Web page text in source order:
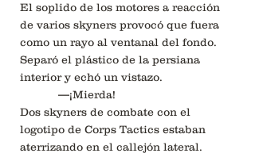
El soplido de los motores a reacción
de varios skyners provocó que fuera
como un rayo al ventanal del fondo.
Separó el plástico de la persiana
interior y echó un vistazo.
—¡Mierda!
Dos skyners de combate con el
logotipo de Corps Tactics estaban
aterrizando en el callejón lateral.